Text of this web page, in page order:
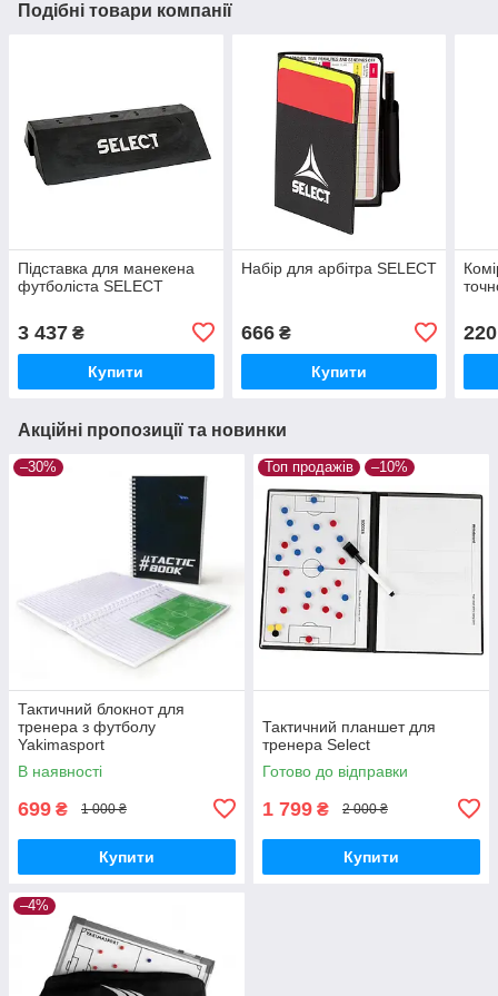
Подібні товари компанії
Підставка для манекена
футболіста SELECT
3 437 ₴
Купити
Набір для арбітра SELECT
666₴
Купити
220
Акційні пропозиції та новинки
–30%
Тактичний блокнот для
тренера з футболу
Yakimasport
В наявності
699 ₴ 1 000 ₴
Купити
Топ продажів –10%
Тактичний планшет для
тренера Select
Готово до відправки
1 799 ₴ 2 000 ₴
Купити
–4%